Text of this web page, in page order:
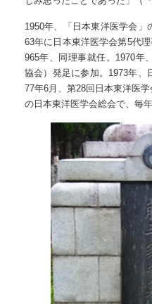
1950年、「日本東洋医学会」
63年に日本東洋医学会第5代
965年、同理事就任。1970年
協会）発足に参加。1973年、
77年6月、第28回日本東洋医
の日本東洋医学会総会で、毎